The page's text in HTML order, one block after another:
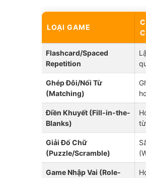
LOẠI GAME
Flashcard/Spaced
Repetition
Ghép Đôi/Nối Từ
(Matching)
Điền Khuyết (Fill-in-the-
Blanks)
Giải Đố Chữ
(Puzzle/Scramble)
Game Nhập Vai (Role-